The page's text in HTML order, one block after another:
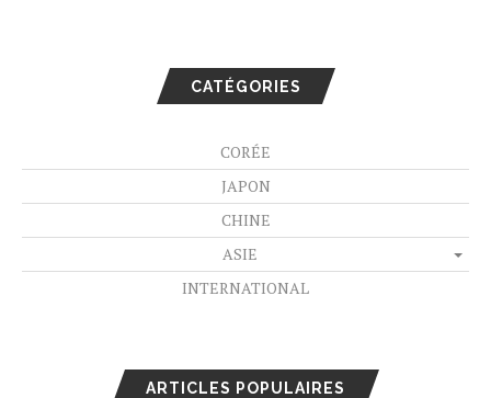
CATÉGORIES
CORÉE
JAPON
CHINE
ASIE
INTERNATIONAL
ARTICLES POPULAIRES